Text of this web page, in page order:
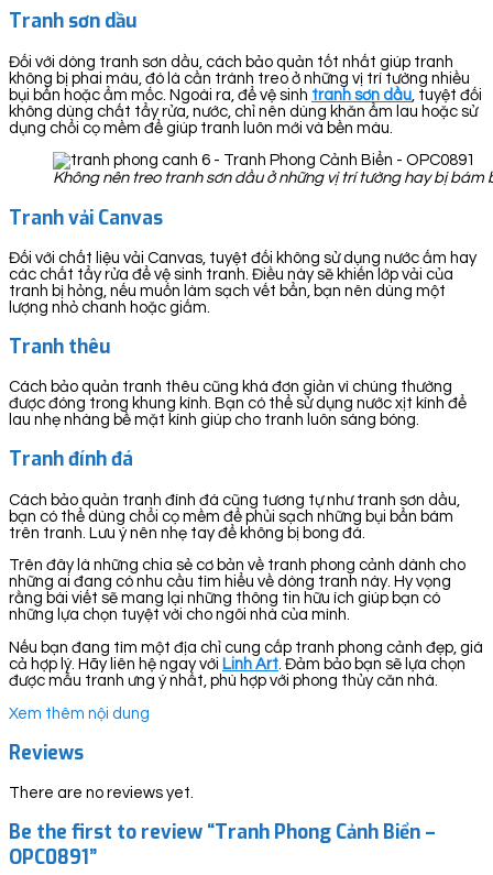
Tranh sơn dầu
Đối với dòng tranh sơn dầu, cách bảo quản tốt nhất giúp tranh
không bị phai màu, đó là cần tránh treo ở những vị trí tường nhiều
bụi bẩn hoặc ẩm mốc. Ngoài ra, để vệ sinh tranh sơn dầu , tuyệt đối
không dùng chất tẩy rửa, nước, chỉ nên dùng khăn ẩm lau hoặc sử
dụng chổi cọ mềm để giúp tranh luôn mới và bền màu.
Không nên treo tranh sơn dầu ở những vị trí tường hay bị bám
Tranh vải Canvas
Đối với chất liệu vải Canvas, tuyệt đối không sử dụng nước ấm hay
các chất tẩy rửa để vệ sinh tranh. Điều này sẽ khiến lớp vải của
tranh bị hỏng, nếu muốn làm sạch vết bẩn, bạn nên dùng một
lượng nhỏ chanh hoặc giấm.
Tranh thêu
Cách bảo quản tranh thêu cũng khá đơn giản vì chúng thường
được đóng trong khung kính. Bạn có thể sử dụng nước xịt kính để
lau nhẹ nhàng bề mặt kính giúp cho tranh luôn sáng bóng.
Tranh đính đá
Cách bảo quản tranh đính đá cũng tương tự như tranh sơn dầu,
bạn có thể dùng chổi cọ mềm để phủi sạch những bụi bẩn bám
trên tranh. Lưu ý nên nhẹ tay để không bị bong đá.
Trên đây là những chia sẻ cơ bản về tranh phong cảnh dành cho
những ai đang có nhu cầu tìm hiểu về dòng tranh này. Hy vọng
rằng bài viết sẽ mang lại những thông tin hữu ích giúp bạn có
những lựa chọn tuyệt vời cho ngôi nhà của mình.
Nếu bạn đang tìm một địa chỉ cung cấp tranh phong cảnh đẹp, giá
cả hợp lý. Hãy liên hệ ngay với Linh Art. Đảm bảo bạn sẽ lựa chọn
được mẫu tranh ưng ý nhất, phù hợp với phong thủy căn nhà.
Xem thêm nội dung
Reviews
There are no reviews yet.
Be the first to review “Tranh Phong Cảnh Biển –
OPC0891”